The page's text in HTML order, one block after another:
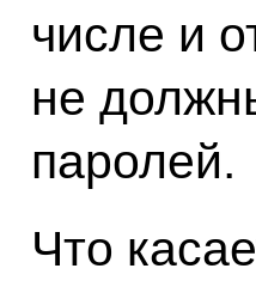
числе и
не
паролей.
Что